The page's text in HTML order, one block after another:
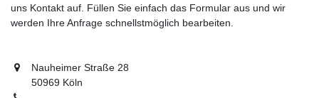
uns Kontakt auf. Füllen Sie einfach das Formular aus und wir
werden Ihre Anfrage schnellstmöglich bearbeiten.
Nauheimer Straße 28
50969 Köln